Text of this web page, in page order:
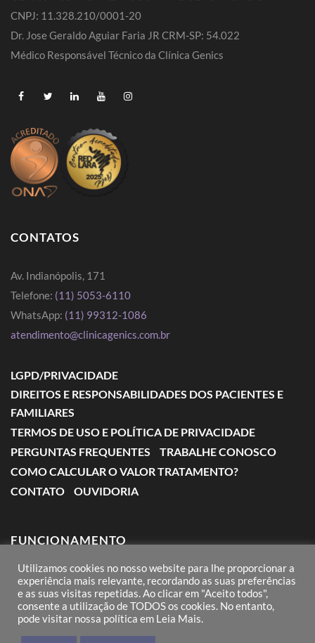
CNPJ: 11.328.210/0001-20
Dr. Jose Geraldo Aguiar Faria JR CRM-SP: 54.022
Médico Responsável Técnico da Clínica Genics
CONTATOS
Av. Indianópolis, 171
Telefone: (11) 5053-6110
WhatsApp: (11) 99312-1086
atendimento@clinicagenics.com.br
LGPD/PRIVACIDADE
DIREITOS E RESPONSABILIDADES DOS PACIENTES E
FAMILIARES
TERMOS DE USO E POLÍTICA DE PRIVACIDADE
PERGUNTAS FREQUENTES
TRABALHE CONOSCO
COMO CALCULAR O VALOR TRATAMENTO?
CONTATO
OUVIDORIA
FUNCIONAMENTO
Segunda a Sexta: das 7:00 às 18:00
Sábado: das 8:00 às 12:00
Domingos e Feriados: conforme agendamento
Utilizamos cookies no nosso website para lhe proporcionar a
experiência mais relevante, recordando as suas preferências
e as suas visitas repetidas. Ao clicar em "Aceito todos",
consente a utilização de TODOS os cookies. No entanto,
pode visitar nossa política em Leia Mais.